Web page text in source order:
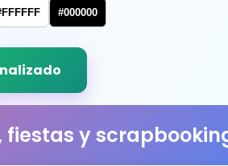
#000000
y